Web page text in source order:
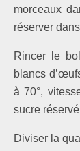
morceaux
réserver
Rincer le
blancs
à 70°,
sucre
Diviser la